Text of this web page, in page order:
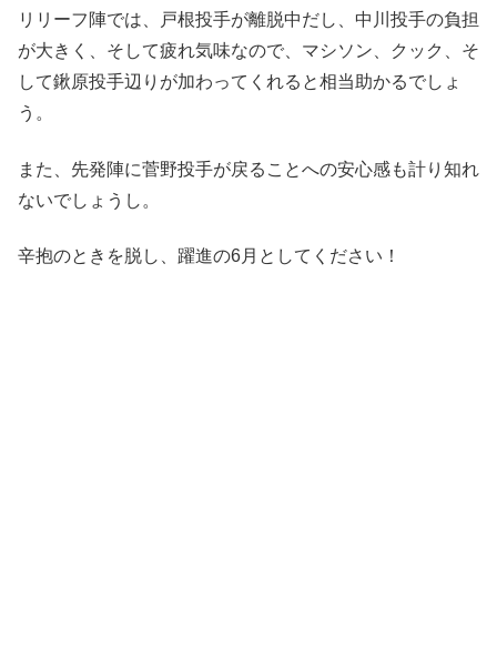
リリーフ陣では、戸根投手が離脱中だし、中川投手の負担
が大きく、そして疲れ気味なので、マシソン、クック、そ
して鍬原投手辺りが加わってくれると相当助かるでしょ
う。
また、先発陣に菅野投手が戻ることへの安心感も計り知れ
ないでしょうし。
辛抱のときを脱し、躍進の6月としてください！